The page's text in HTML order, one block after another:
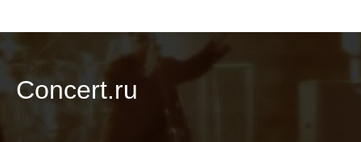
Concert.ru